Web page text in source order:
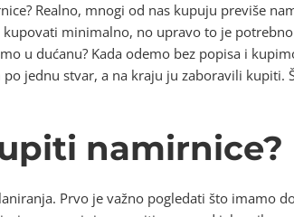
Realno, mnogi od nas kupuju previše
minimalno, no upravo to je
u dućanu? Kada odemo bez popisa i
jednu stvar, a na kraju ju zaboravili kupiti.
namirnice?
Prvo je važno pogledati što imamo